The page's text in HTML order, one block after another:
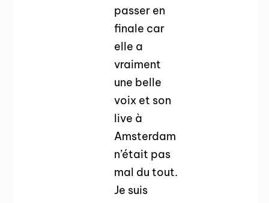
passer en
finale car
elle a
vraiment
une belle
voix et son
live à
Amsterdam
n’était pas
mal du tout.
Je suis